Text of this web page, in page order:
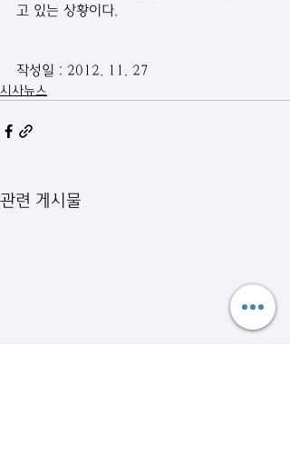
고 있는 상황이다.
작성일 : 2012. 11. 27
시사뉴스
관련 게시물